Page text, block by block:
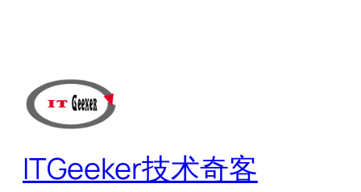
ITGeeker技术奇客